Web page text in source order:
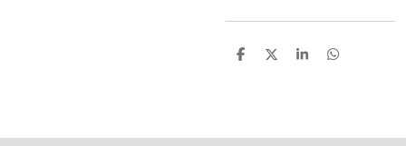
D
D
S
D